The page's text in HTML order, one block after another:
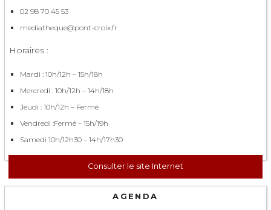
02 98 70 45 53
mediatheque@pont-croix.fr
Horaires :
Mardi : 10h/12h – 15h/18h
Mercredi : 10h/12h – 14h/18h
Jeudi : 10h/12h – Fermé
Vendredi :Fermé – 15h/19h
Samedi 10h/12h30 – 14h/17h30
Consulter le site Internet
AGENDA